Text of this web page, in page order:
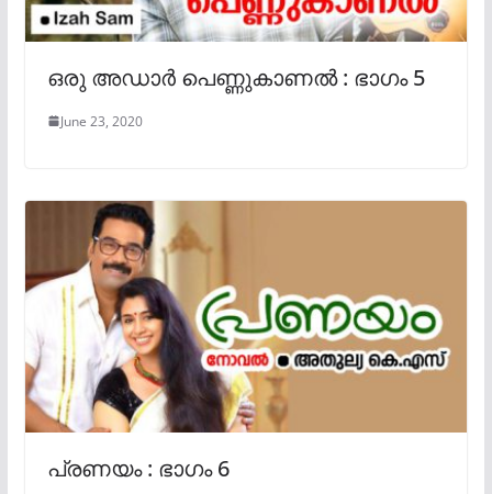
ഒരു അഡാർ പെണ്ണുകാണൽ : ഭാഗം 5
June 23, 2020
പ്രണയം : ഭാഗം 6